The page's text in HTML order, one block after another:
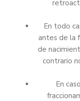
En todo
antes de la
de
contrario
En